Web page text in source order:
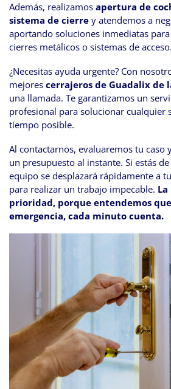
Además, realizamos apertura de
sistema de cierre y atendemos a
aportando soluciones inmediatas
cierres metálicos o sistemas de acceso.
¿Necesitas ayuda urgente? Con
mejores cerrajeros de Guadalix de
una llamada. Te garantizamos un
profesional para solucionar cualquier
tiempo posible.
Al contactarnos, evaluaremos tu
un presupuesto al instante. Si estás
equipo se desplazará rápidamente a
para realizar un trabajo impecable.
prioridad, porque entendemos
emergencia, cada minuto cuenta.